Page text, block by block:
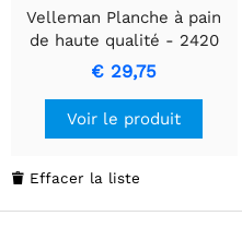
Velleman Planche à pain
de haute qualité - 2420
points de connexion
€ 29,75
Voir le produit
 Effacer la liste